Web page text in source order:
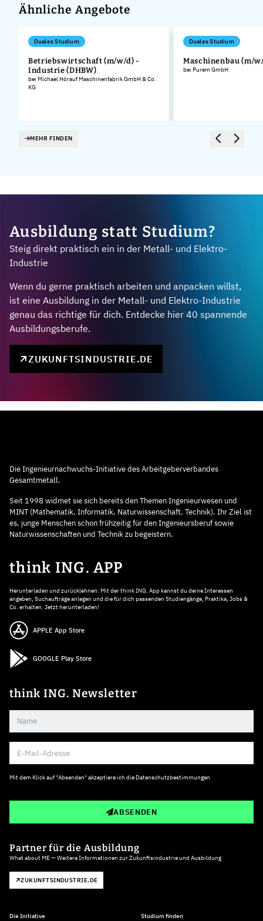
Ähnliche Angebote
Duales Studium
Betriebswirtschaft (m/w/d) -
Industrie (DHBW)
bei Michael Hörauf Maschinenfabrik GmbH & Co.
KG
Duales Studium
Maschinenbau (m/
bei Purem GmbH
MEHR FINDEN
Ausbildung statt Studium?
Steig direkt praktisch ein in der Metall- und Elektro-
Industrie
Wenn du gerne praktisch arbeiten und anpacken willst,
ist eine Ausbildung in der Metall- und Elektro-Industrie
genau das richtige für dich. Entdecke hier 40 spannende
Ausbildungsberufe.
ZUKUNFTSINDUSTRIE.DE
Die Ingenieurnachwuchs-Initiative des Arbeitgeberverbandes
Gesamtmetall.
Seit 1998 widmet sie sich bereits den Themen Ingenieurwesen und
MINT (Mathematik, Informatik, Naturwissenschaft, Technik). Ihr Ziel ist
es, junge Menschen schon frühzeitig für den Ingenieursberuf sowie
Naturwissenschaften und Technik zu begeistern.
think ING. APP
Herunterladen und zurücklehnen: Mit der think ING. App kannst du deine Interessen
angeben, Suchaufträge anlegen und die für dich passenden Studiengänge, Praktika, Jobs &
Co. erhalten. Jetzt herunterladen!
APPLE App Store
GOOGLE Play Store
think ING. Newsletter
Mit dem Klick auf "Absenden" akzeptiere ich die Datenschutzbestimmungen
ABSENDEN
Partner für die Ausbildung
What about ME — Weitere Informationen zur Zukunftsindustrie und Ausbildung
ZUKUNFTSINDUSTRIE.DE
Die Initiative Studium finden